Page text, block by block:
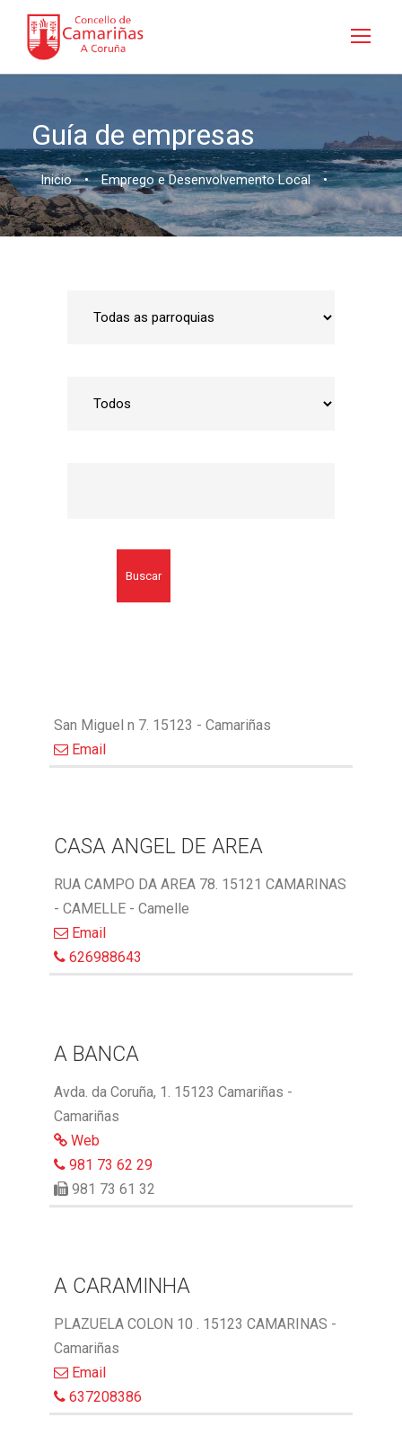
Guía de empresas
Inicio • Emprego e Desenvolvemento Local •
Buscar
San Miguel n 7. 15123 - Camariñas
Email
CASA ANGEL DE AREA
RUA CAMPO DA AREA 78. 15121 CAMARINAS
- CAMELLE - Camelle
Email
626988643
A BANCA
Avda. da Coruña, 1. 15123 Camariñas -
Camariñas
Web
981 73 62 29
981 73 61 32
A CARAMINHA
PLAZUELA COLON 10 . 15123 CAMARINAS -
Camariñas
Email
637208386